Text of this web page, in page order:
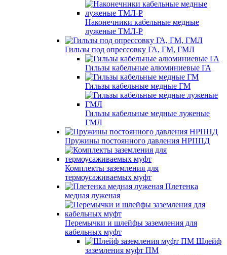
Наконечники кабельные медные
луженые ТМЛ-Р
Гильзы под опрессовку ГА, ГМ, ГМЛ
Гильзы кабельные алюминиевые ГА
Гильзы кабельные медные ГМ
Гильзы кабельные медные луженые
ГМЛ
Пружины постоянного давления НРППД
Комплекты заземления для
термоусаживаемых муфт
Плетенка
медная луженая
Перемычки и шлейфы заземления для
кабельных муфт
Шлейф
заземления муфт ПМ